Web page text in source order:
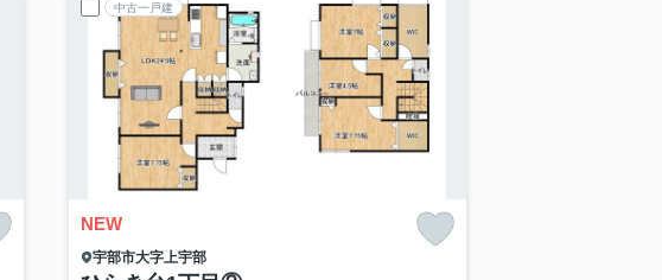
中古一戸建
NEW
宇部市大字上宇部